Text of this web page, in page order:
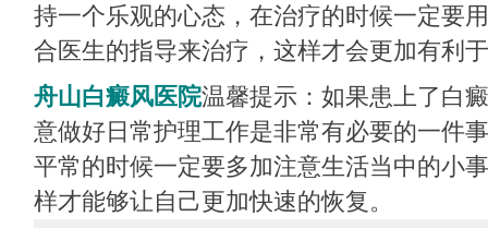
持一个乐观的心态，在治疗的时候一定要
合医生的指导来治疗，这样才会更加有利
舟山白癜风医院温馨提示：如果患上了白
意做好日常护理工作是非常有必要的一件
平常的时候一定要多加注意生活当中的小
样才能够让自己更加快速的恢复。